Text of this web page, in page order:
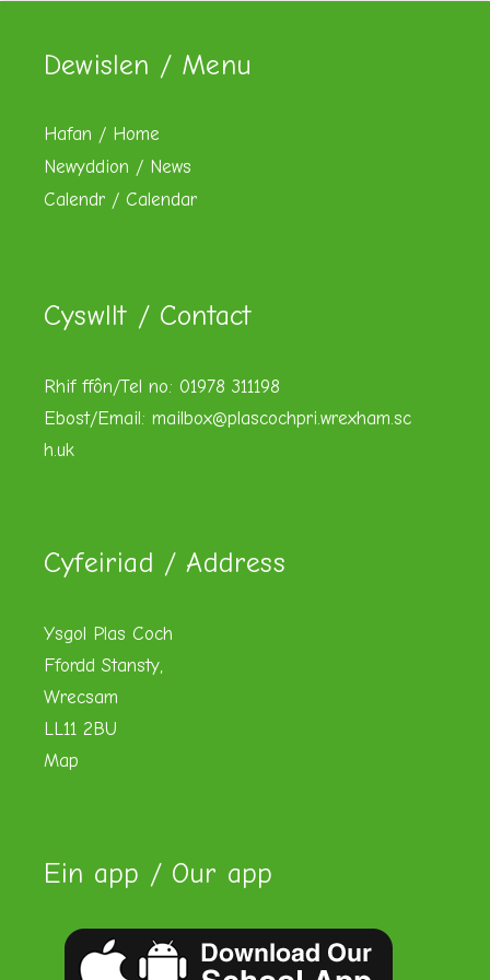
Dewislen / Menu
Hafan / Home
Newyddion / News
Calendr / Calendar
Cyswllt / Contact
Rhif ffôn/Tel no: 01978 311198
Ebost/Email: mailbox@plascochpri.wrexham.sc
h.uk
Cyfeiriad / Address
Ysgol Plas Coch
Ffordd Stansty,
Wrecsam
LL11 2BU
Map
Ein app / Our app